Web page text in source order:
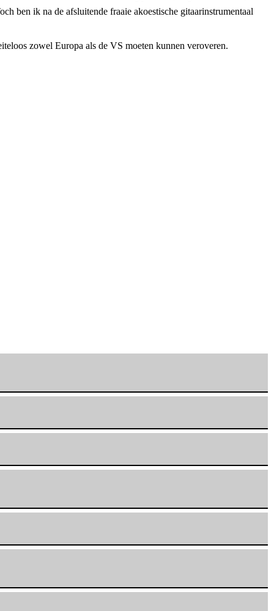
ben ik na de afsluitende fraaie akoestische gitaarinstrumentaal
zowel Europa als de VS moeten kunnen veroveren.